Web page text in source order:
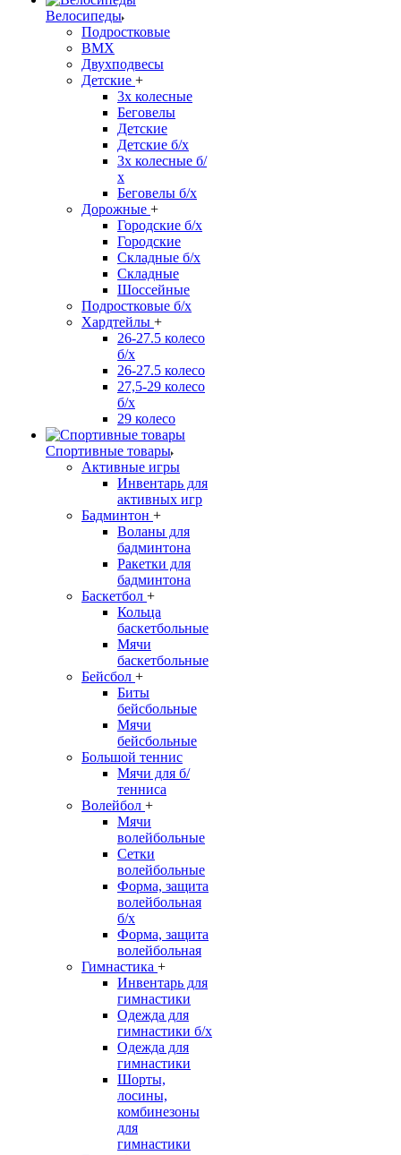
Велосипеды
Подростковые
BMX
Двухподвесы
Детские +
3х колесные
Беговелы
Детские
Детские б/х
3х колесные б/
х
Беговелы б/х
Дорожные +
Городские б/х
Городские
Складные б/х
Складные
Шоссейные
Подростковые б/х
Хардтейлы +
26-27.5 колесо
б/х
26-27.5 колесо
27,5-29 колесо
б/х
29 колесо
Спортивные товары
Активные игры
Инвентарь для
активных игр
Бадминтон +
Воланы для
бадминтона
Ракетки для
бадминтона
Баскетбол +
Кольца
баскетбольные
Мячи
баскетбольные
Бейсбол +
Биты
бейсбольные
Мячи
бейсбольные
Большой теннис
Мячи для б/
тенниса
Волейбол +
Мячи
волейбольные
Сетки
волейбольные
Форма, защита
волейбольная
б/х
Форма, защита
волейбольная
Гимнастика +
Инвентарь для
гимнастики
Одежда для
гимнастики б/х
Одежда для
гимнастики
Шорты,
лосины,
комбинезоны
для
гимнастики